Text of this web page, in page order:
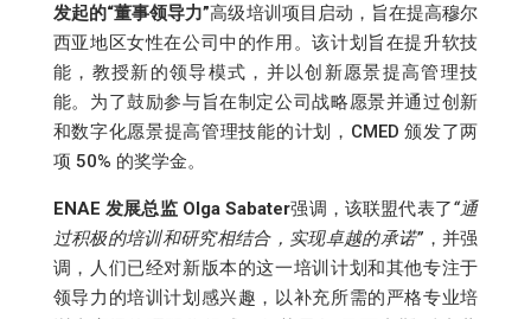
发起的“董事领导力”高级培训项目启动，旨在提高穆尔
西亚地区女性在公司中的作用。该计划旨在提升软技
能，教授新的领导模式，并以创新愿景提高管理技
能。为了鼓励参与旨在制定公司战略愿景并通过创新
和数字化愿景提高管理技能的计划，CMED 颁发了两
项 50% 的奖学金。
ENAE 发展总监 Olga Sabater强调，该联盟代表了“通
过积极的培训和研究相结合，实现卓越的承诺” ，并强
调，人们已经对新版本的这一培训计划和其他专注于
领导力的培训计划感兴趣，以补充所需的严格专业培